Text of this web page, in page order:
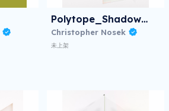
Polytope_Shadow_I
Christopher Nosek
未上架